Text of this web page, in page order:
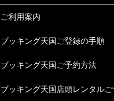
ご利用案内
ブッキング天国ご登録の手順
ブッキング天国ご予約方法
ブッキング天国店頭レンタル